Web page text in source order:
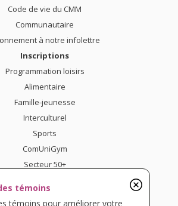
Code de vie du CMM
Communautaire
à notre infolettre
Inscriptions
Programmation loisirs
Alimentaire
Famille-jeunesse
Interculturel
Sports
ComUniGym
Secteur 50+
témoins
témoins pour améliorer votre